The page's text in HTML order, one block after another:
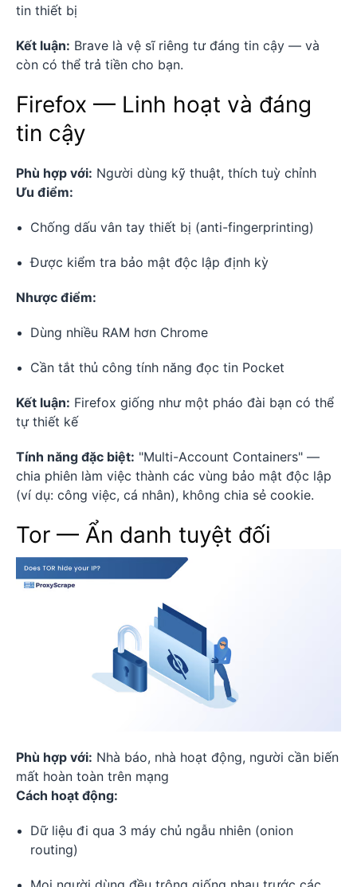
tin thiết bị
Kết luận: Brave là vệ sĩ riêng tư đáng tin cậy — và
còn có thể trả tiền cho bạn.
Firefox — Linh hoạt và đáng
tin cậy
Phù hợp với: Người dùng kỹ thuật, thích tuỳ chỉnh
Ưu điểm:
Chống dấu vân tay thiết bị (anti-fingerprinting)
Được kiểm tra bảo mật độc lập định kỳ
Nhược điểm:
Dùng nhiều RAM hơn Chrome
Cần tắt thủ công tính năng đọc tin Pocket
Kết luận: Firefox giống như một pháo đài bạn có thể
tự thiết kế
Tính năng đặc biệt: "Multi-Account Containers" —
chia phiên làm việc thành các vùng bảo mật độc lập
(ví dụ: công việc, cá nhân), không chia sẻ cookie.
Tor — Ẩn danh tuyệt đối
Phù hợp với: Nhà báo, nhà hoạt động, người cần biến
mất hoàn toàn trên mạng
Cách hoạt động:
Dữ liệu đi qua 3 máy chủ ngẫu nhiên (onion
routing)